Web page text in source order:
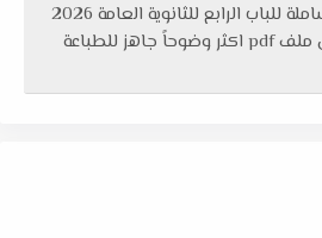
تحميل مراجعة كيمياء شاملة للباب الرابع للثانوية العامة 2026
لمستر حسام محمود في ملف pdf اكثر وضوحاً جاهز للطباعة